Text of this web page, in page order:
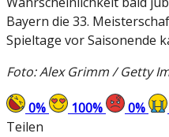
Bayern die 33.
Spieltage vor Saisonende
Foto: Alex Grimm / Getty
0% 100% 0%
Teilen